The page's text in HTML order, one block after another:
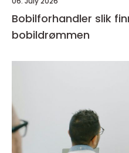
Bobilforhandler slik finner du riktig partner for
bobildrømmen